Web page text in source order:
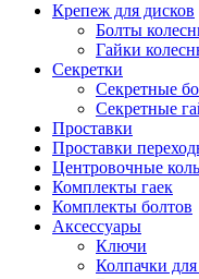
Крепеж для дисков
Болты
Гайки
Секретки
Секретные
Секретные
Проставки
Проставки
Центровочные
Комплекты гаек
Комплекты болтов
Аксессуары
Ключи
Колпачки